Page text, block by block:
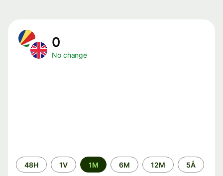
0
No change
Time
period
48H 1V 1M 6M 12M 5Å